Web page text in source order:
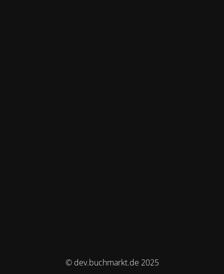
© dev.buchmarkt.de 2025